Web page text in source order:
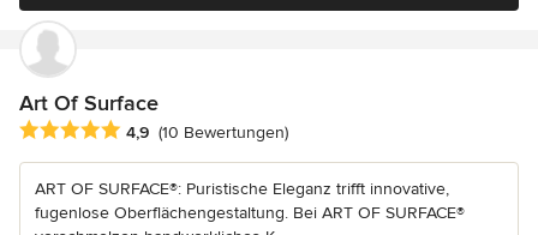
Art Of Surface
Durchschnittliche Bewertung: 4.9 von 5 Sternen
4,9 (10 Bewertungen)
ART OF SURFACE®: Puristische Eleganz trifft innovative,
fugenlose Oberflächengestaltung. Bei ART OF SURFACE®